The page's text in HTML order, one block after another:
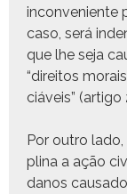
incon­ve­niente
caso, será
que lhe seja
“dire­itos
ciáveis” (arti­go
Por out­ro
plina a ação
danos